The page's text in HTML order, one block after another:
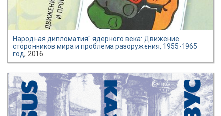
Народная дипломатия" ядерного века: Движение
сторонников мира и проблема разоружения, 1955-1965
год, 2016